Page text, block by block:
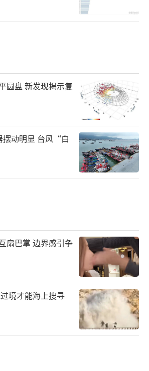
圆盘 新发现揭示复
摆动明显 台风“白
扇巴掌 边界感引争
境才能海上搜寻